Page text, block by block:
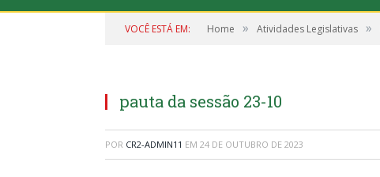
VOCÊ ESTÁ EM: Home » Atividades Legislativas »
pauta da sessão 23-10
POR CR2-ADMIN11 EM 24 DE OUTUBRO DE 2023